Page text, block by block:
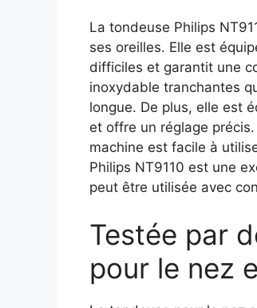
La tondeuse Philips
ses oreilles. Elle est
difficiles et garantit une
inoxydable tranchantes
longue. De plus, elle est
et offre un réglage
machine est facile à
Philips NT9110 est une
peut être utilisée avec
Testée par
pour le nez